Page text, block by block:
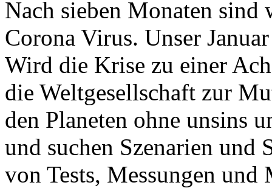
Nach sieben Monaten
Corona Virus. Unser
Wird die Krise zu einer
die Weltgesellschaft zur
den Planeten ohne unsins
und suchen Szenarien und
von Tests, Messungen und